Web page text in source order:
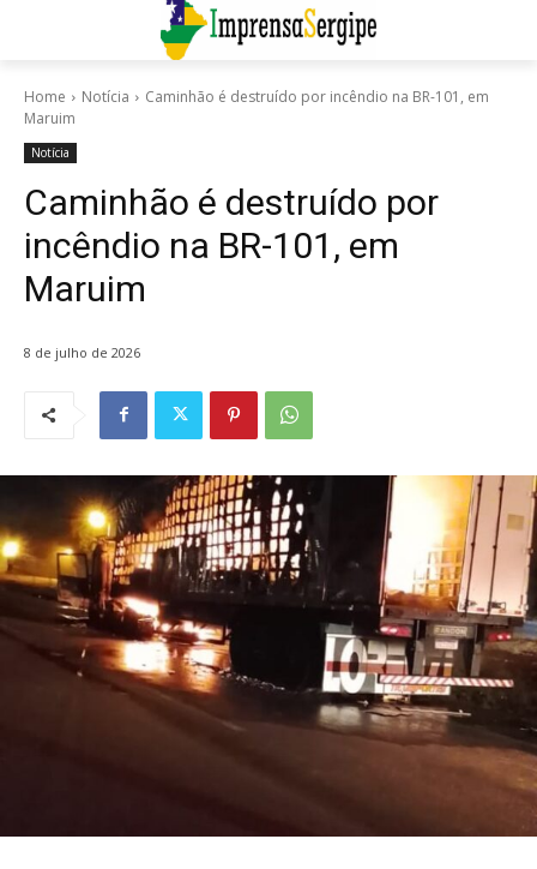
Home Notícia
Caminhão é destruído por incêndio na BR-101, em
Maruim
Notícia
Caminhão é destruído por
incêndio na BR-101, em
Maruim
8 de julho de 2026